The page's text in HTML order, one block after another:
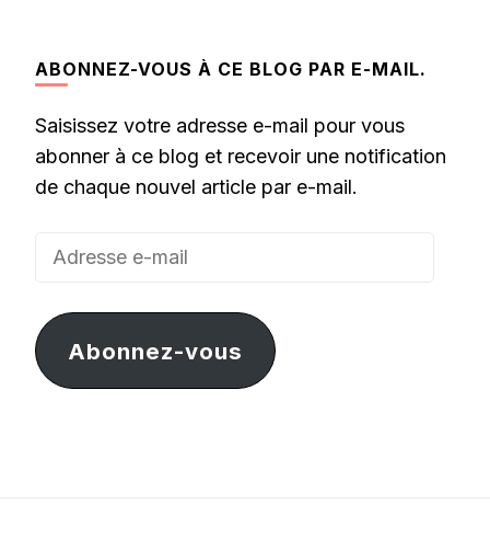
ABONNEZ-VOUS À CE BLOG PAR E-MAIL.
Saisissez votre adresse e-mail pour vous
abonner à ce blog et recevoir une notification
de chaque nouvel article par e-mail.
Adresse
mail
Abonnez-vous